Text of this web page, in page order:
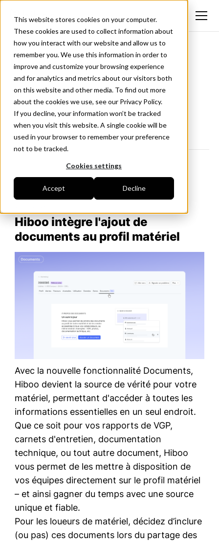
This website stores cookies on your computer.
These cookies are used to collect information about
how you interact with our website and allow us to
remember you. We use this information in order to
improve and customize your browsing experience
and for analytics and metrics about our visitors both
on this website and other media. To find out more
about the cookies we use, see our Privacy Policy.
If you decline, your information won’t be tracked
when you visit this website. A single cookie will be
used in your browser to remember your preference
not to be tracked.
Cookies settings
Accept Decline
Nouveautés
Nouvelles fonctionnalités, mises à jour et
Suivez-nous sur LinkedIn
<- Retour
Hiboo intègre l'ajout de
documents au profil matériel
Avec la nouvelle fonctionnalité Documents,
Hiboo devient la source de vérité pour votre
matériel, permettant d'accéder à toutes les
informations essentielles en un seul endroit.
Que ce soit pour vos rapports de VGP,
carnets d'entretien, documentation
technique, ou tout autre document, Hiboo
vous permet de les mettre à disposition de
vos équipes directement sur le profil matériel
– et ainsi gagner du temps avec une source
unique et fiable.
Pour les loueurs de matériel, décidez d’inclure
(ou pas) ces documents lors du partage des